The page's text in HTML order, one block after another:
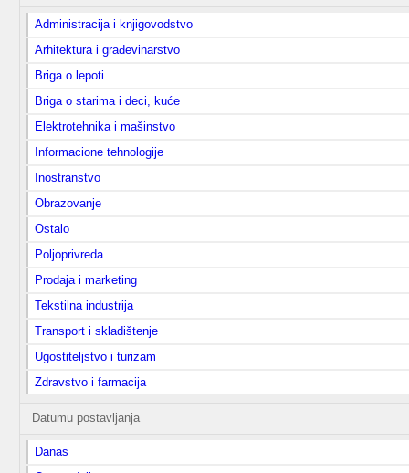
Administracija i knjigovodstvo
Arhitektura i građevinarstvo
Briga o lepoti
Briga o starima i deci, kuće
Elektrotehnika i mašinstvo
Informacione tehnologije
Inostranstvo
Obrazovanje
Ostalo
Poljoprivreda
Prodaja i marketing
Tekstilna industrija
Transport i skladištenje
Ugostiteljstvo i turizam
Zdravstvo i farmacija
Datumu postavljanja
Danas